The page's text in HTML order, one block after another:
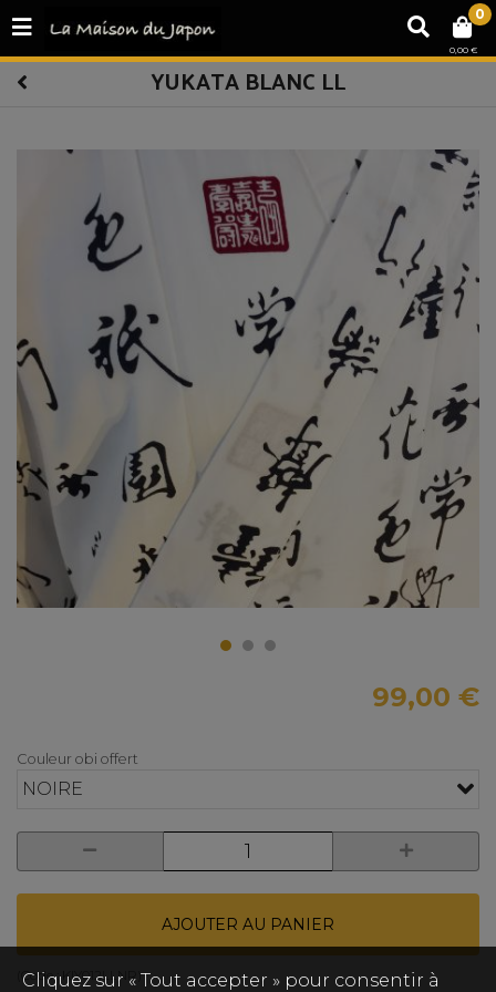
0
0,00 €
YUKATA BLANC LL
99,00 €
Couleur obi offert
NOIRE
AJOUTER AU PANIER
(Code : KIY012LLNR )
Cliquez sur « Tout accepter » pour consentir à